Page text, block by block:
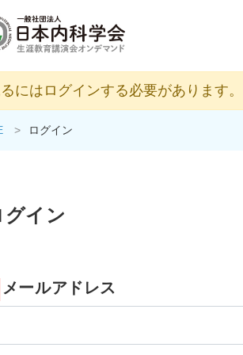
にはログインする必要があります。
ログイン
グイン
メールアドレス